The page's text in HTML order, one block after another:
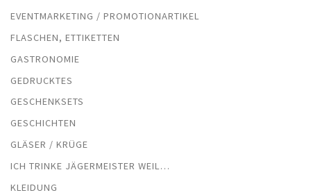
EVENTMARKETING / PROMOTIONARTIKEL
FLASCHEN, ETTIKETTEN
GASTRONOMIE
GEDRUCKTES
GESCHENKSETS
GESCHICHTEN
GLÄSER / KRÜGE
ICH TRINKE JÄGERMEISTER WEIL…
KLEIDUNG